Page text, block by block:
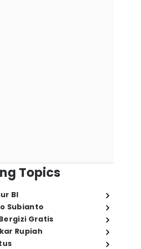
Topics
BI
Subianto
Gratis
Rupiah